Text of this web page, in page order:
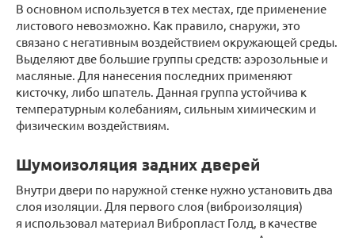
В основном используется в тех местах, где применение
листового невозможно. Как правило, снаружи, это
связано с негативным воздействием окружающей среды.
Выделяют две большие группы средств: аэрозольные и
масляные. Для нанесения последних применяют
кисточку, либо шпатель. Данная группа устойчива к
температурным колебаниям, сильным химическим и
физическим воздействиям.
Шумоизоляция задних дверей
Внутри двери по наружной стенке нужно установить два
слоя изоляции. Для первого слоя (виброизоляция)
я использовал материал Вибропласт Голд, в качестве